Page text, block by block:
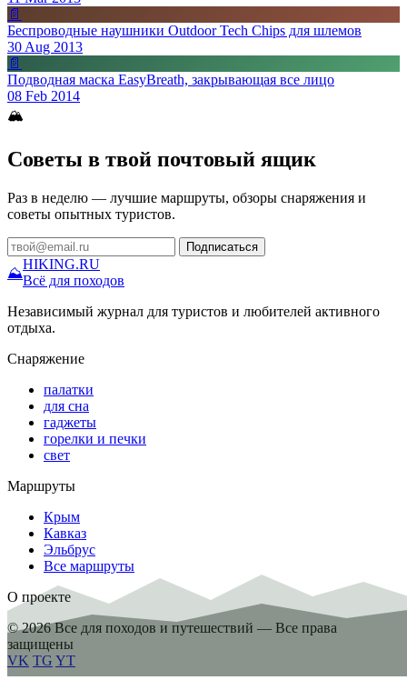
📄
Беспроводные наушники Outdoor Tech Chips для шлемов
30 Aug 2013
📄
Подводная маска EasyBreath, закрывающая все лицо
08 Feb 2014
🏔
Советы в твой почтовый ящик
Раз в неделю — лучшие маршруты, обзоры снаряжения и
советы опытных туристов.
Подписаться
⛰
HIKING.RU
Всё для походов
Независимый журнал для туристов и любителей активного
отдыха.
Снаряжение
палатки
для сна
гаджеты
горелки и печки
свет
Маршруты
Крым
Кавказ
Эльбрус
Все маршруты
О проекте
© 2026 Все для походов и путешествий — Все права
защищены
VK TG YT